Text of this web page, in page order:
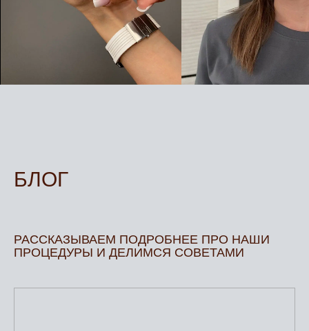
БЛОГ
РАССКАЗЫВАЕМ ПОДРОБНЕЕ ПРО НАШИ
ПРОЦЕДУРЫ И ДЕЛИМСЯ СОВЕТАМИ